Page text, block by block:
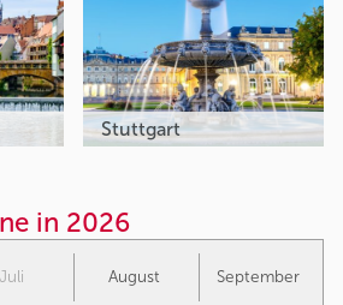
Stuttgart
in 2026
Juli August September